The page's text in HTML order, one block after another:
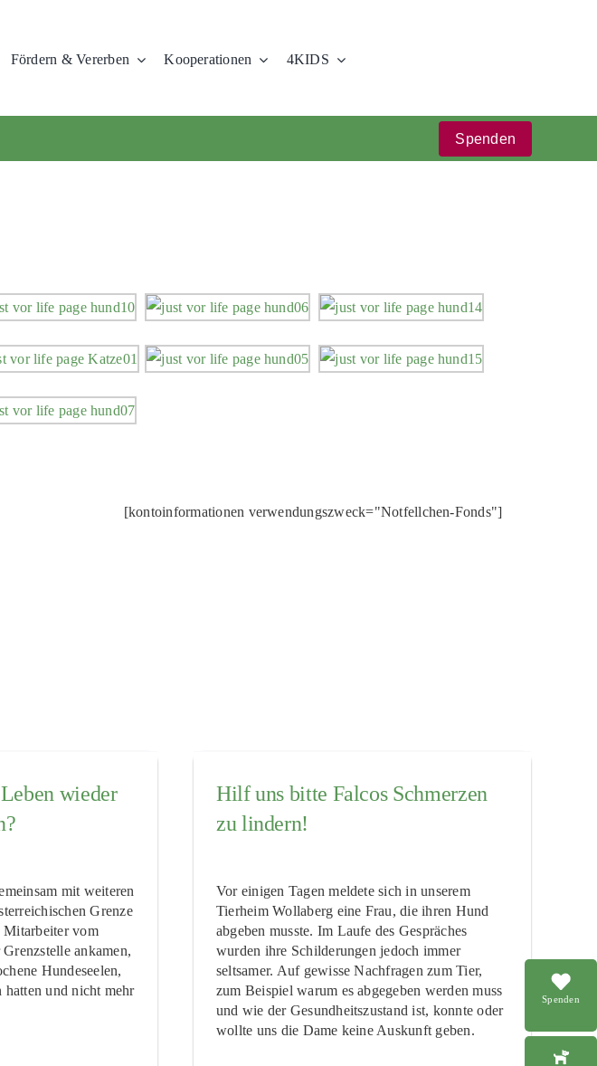
Fördern & Vererben Kooperationen 4KIDS
Spenden
Spenden
[kontoinformationen verwendungszweck="Notfellchen-Fonds"]
wieder
mit weiteren
Grenze
Mitarbeiter vom
ankamen,
Hundeseelen,
hatten und nicht mehr
Hilf uns bitte Falcos Schmerzen
zu lindern!
Vor einigen Tagen meldete sich in unserem
Tierheim Wollaberg eine Frau, die ihren Hund
abgeben musste. Im Laufe des Gespräches
wurden ihre Schilderungen jedoch immer
seltsamer. Auf gewisse Nachfragen zum Tier,
zum Beispiel warum es abgegeben werden muss
und wie der Gesundheitszustand ist, konnte oder
wollte uns die Dame keine Auskunft geben.